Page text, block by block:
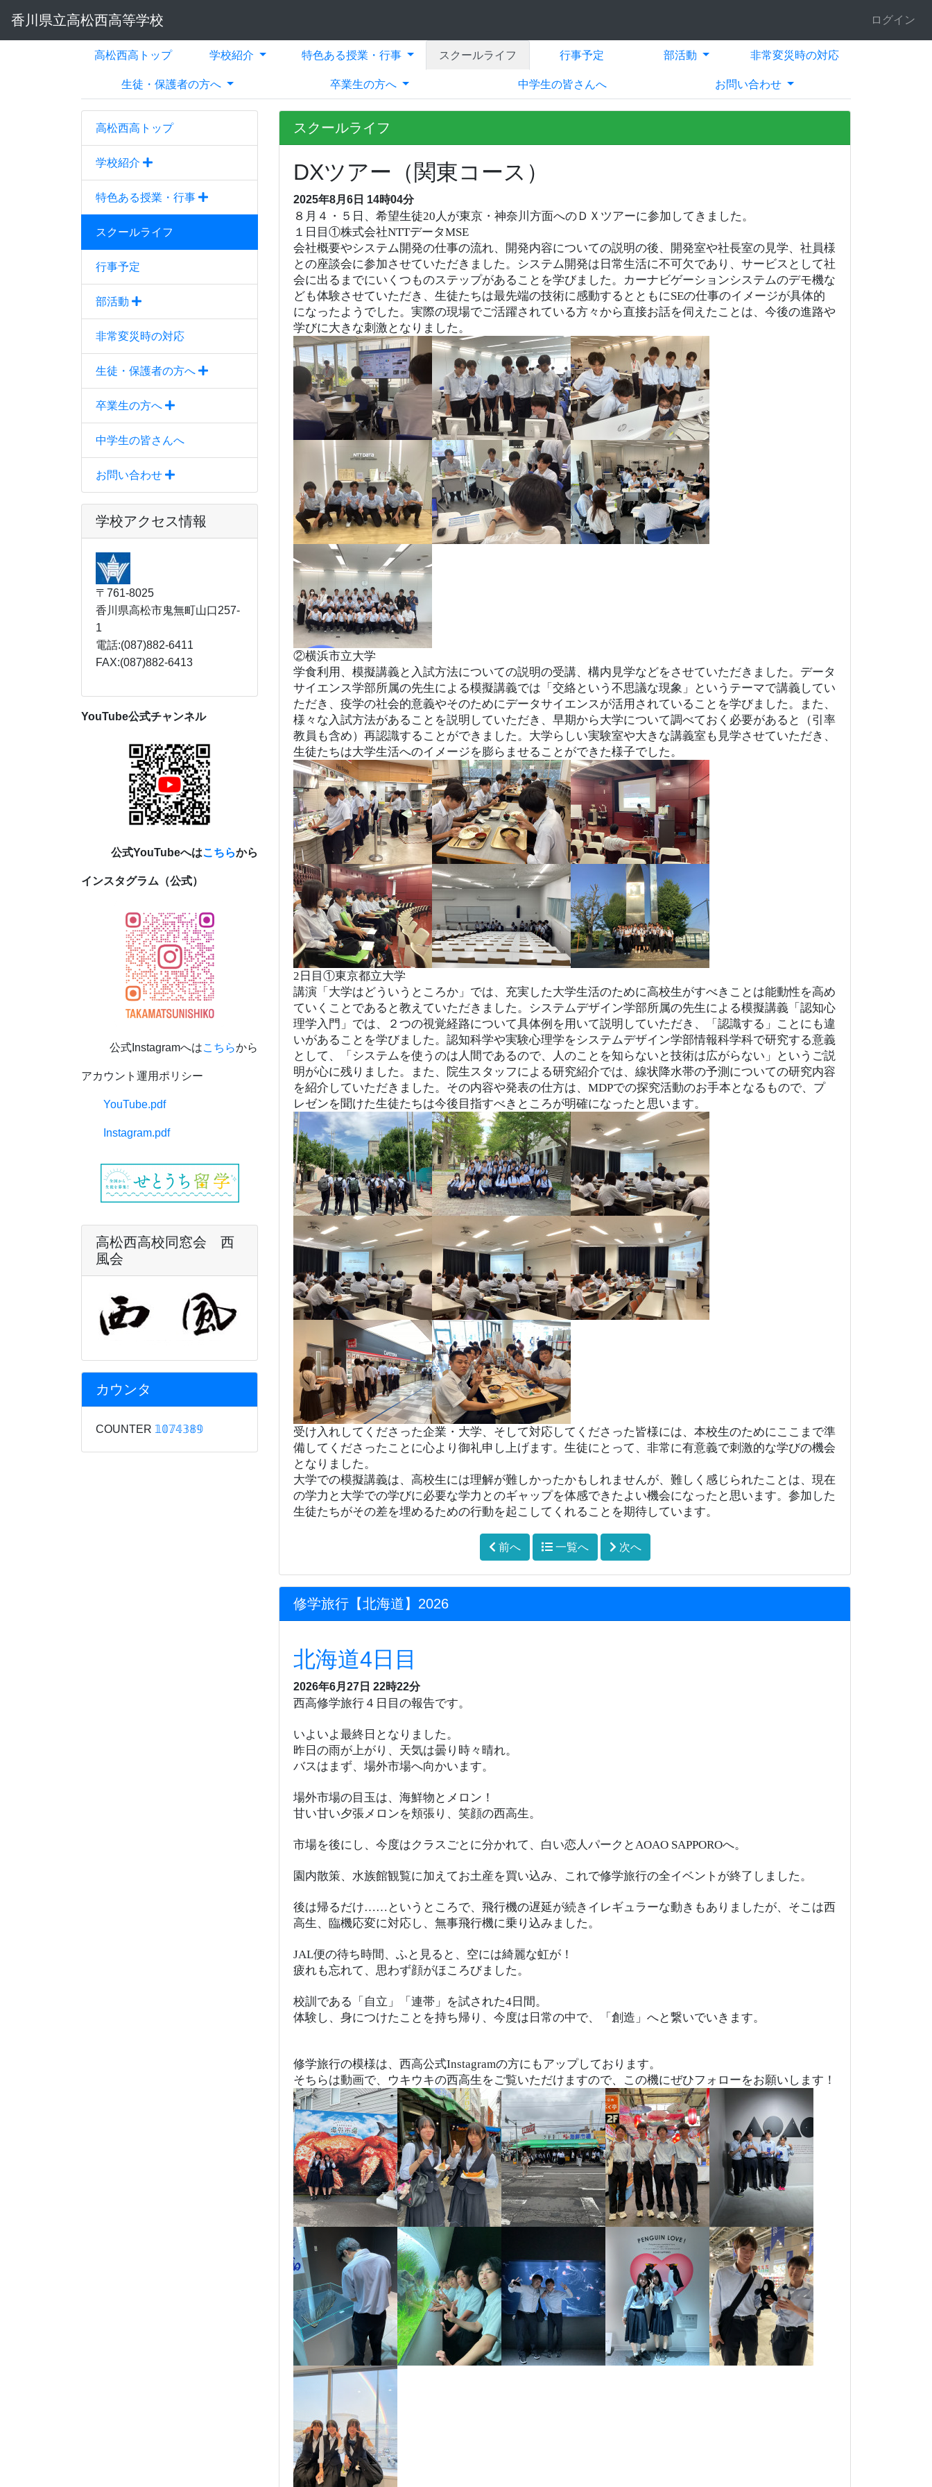
香川県立高松西高等学校 ログイン
高松西高トップ 学校紹介 特色ある授業・行事 スクールライフ 行事予定 部活動 非常変災時の対応
生徒・保護者の方へ 卒業生の方へ 中学生の皆さんへ お問い合わせ
高松西高トップ
学校紹介
特色ある授業・行事
スクールライフ
行事予定
部活動
非常変災時の対応
生徒・保護者の方へ
卒業生の方へ
中学生の皆さんへ
お問い合わせ
学校アクセス情報
〒761-8025
香川県高松市鬼無町山口257-
1
電話:(087)882-6411
FAX:(087)882-6413
YouTube公式チャンネル
公式YouTubeへはこちらから
インスタグラム（公式）
公式Instagramへはこちらから
アカウント運用ポリシー
YouTube.pdf
Instagram.pdf
高松西高校同窓会 西
風会
カウンタ
COUNTER 𝟙𝟘𝟟𝟜𝟛𝟠𝟡
スクールライフ
DXツアー（関東コース）
2025年8月6日 14時04分
８月４・５日、希望生徒20人が東京・神奈川方面へのＤＸツアーに参加してきました。
１日目①株式会社NTTデータMSE
会社概要やシステム開発の仕事の流れ、開発内容についての説明の後、開発室や社長室の見学、社員様
との座談会に参加させていただきました。システム開発は日常生活に不可欠であり、サービスとして社
会に出るまでにいくつものステップがあることを学びました。カーナビゲーションシステムのデモ機な
ども体験させていただき、生徒たちは最先端の技術に感動するとともにSEの仕事のイメージが具体的
になったようでした。 実際の現場でご活躍されている方々から直接お話を伺えたことは、今後の進路や
学びに大きな刺激となりました。
②横浜市立大学
学食利用、模擬講義と入試方法についての説明の受講、構内見学などをさせていただきました。データ
サイエンス学部所属の先生による模擬講義では「交絡という不思議な現象」というテーマで講義してい
ただき、疫学の社会的意義やそのためにデータサイエンスが活用されていることを学びました。また、
様々な入試方法があることを説明していただき、早期から大学について調べておく必要があると（引率
教員も含め）再認識することができました。大学らしい実験室や大きな講義室も見学させていただき、
生徒たちは大学生活へのイメージを膨らませることができた様子でした。
2日目①東京都立大学
講演「大学はどういうところか」では、充実した大学生活のために高校生がすべきことは能動性を高め
ていくことであると教えていただきました。
システムデザイン学部所属の先生による模擬講義「認知心
理学入門」では、２つの視覚経路について具体例を用いて説明していただき、「認識する」ことにも違
いがあることを学びました。 認知科学や実験心理学をシステムデザイン学部情報科学科で研究する意義
として、「システムを使うのは人間であるので、人のことを知らないと技術は広がらない」というご説
明が心に残りました。
また、院生スタッフによる研究紹介では、線状降水帯の予測についての研究内容
を紹介していただきました。その内容や発表の仕方は、MDPでの探究活動のお手本となるもので、プ
レゼンを聞けた生徒たちは今後目指すべきところが明確になったと思います。
受け入れしてくださった企業・大学、そして対応してくださった皆様には、本校生のためにここまで準
備してくださったことに心より御礼申し上げます。 生徒にとって、非常に有意義で刺激的な学びの機会
となりました。
大学での模擬講義は、高校生には理解が難しかったかもしれませんが、難しく感じられたことは、現在
の学力と大学での学びに必要な学力とのギャップを体感できたよい機会になったと思います。参加した
生徒たちがその差を埋めるための行動を起こしてくれることを期待しています。
前へ 一覧へ 次へ
修学旅行【北海道】2026
北海道4日目
2026年6月27日 22時22分
西高修学旅行４日目の報告です。
いよいよ最終日となりました。
昨日の雨が上がり、天気は曇り時々晴れ。
バスはまず、場外市場へ向かいます。
場外市場の目玉は、海鮮物とメロン！
甘い甘い夕張メロンを頬張り、笑顔の西高生。
市場を後にし、今度はクラスごとに分かれて、白い恋人パークとAOAO SAPPOROへ。
園内散策、水族館観覧に加えてお土産を買い込み、これで修学旅行の全イベントが終了しました。
後は帰るだけ……というところで、飛行機の遅延が続きイレギュラーな動きもありましたが、そこは西
高生、臨機応変に対応し、無事飛行機に乗り込みました。
JAL便の待ち時間、ふと見ると、空には綺麗な虹が！
疲れも忘れて、思わず顔がほころびました。
校訓である「自立」「連帯」を試された4日間。
体験し、身につけたことを持ち帰り、今度は日常の中で、「創造」へと繋いでいきます。
修学旅行の模様は、西高公式Instagramの方にもアップしております。
そちらは動画で、ウキウキの西高生をご覧いただけますので、この機にぜひフォローをお願いします！